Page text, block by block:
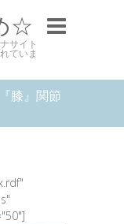
☆
サイト
ていま
膝』関節